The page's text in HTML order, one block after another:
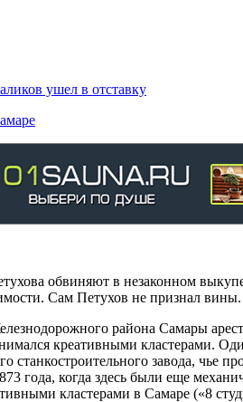
ушел в отставку
обвиняют в незаконном
Сам Петухов не признал вины.
района Самары
креативными кластерами.
завода, чье
когда здесь были еще
кластерами в Самаре («8